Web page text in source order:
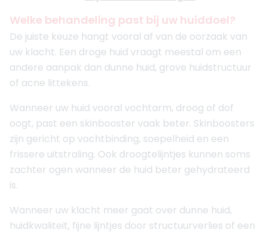
Welke behandeling past bij uw huiddoel?
De juiste keuze hangt vooral af van de oorzaak van
uw klacht. Een droge huid vraagt meestal om een
andere aanpak dan dunne huid, grove huidstructuur
of acne littekens.
Wanneer uw huid vooral vochtarm, droog of dof
oogt, past een skinbooster vaak beter. Skinboosters
zijn gericht op vochtbinding, soepelheid en een
frissere uitstraling. Ook droogtelijntjes kunnen soms
zachter ogen wanneer de huid beter gehydrateerd
is.
Wanneer uw klacht meer gaat over dunne huid,
huidkwaliteit, fijne lijntjes door structuurverlies of een